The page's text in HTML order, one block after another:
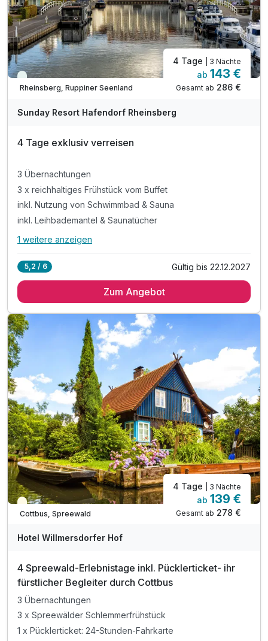
Viele Termine frei
Rheinsberg, Ruppiner Seenland
4 Tage | 3 Nächte
ab 143 €
Gesamt ab 286 €
Sunday Resort Hafendorf Rheinsberg
4 Tage exklusiv verreisen
3 Übernachtungen
3 x reichhaltiges Frühstück vom Buffet
inkl. Nutzung von Schwimmbad & Sauna
inkl. Leihbademantel & Saunatücher
Alle Inklusivleistungen
3 x reichhaltiges Frühstück vom Buffet
inkl. Leihbademantel & Saunatücher
inkl. WLAN Nutzung
1 weitere anzeigen
5,2 / 6 Gültig bis 22.12.2027
Zum Angebot
Teilweise ausgelastet
Cottbus, Spreewald
4 Tage | 3 Nächte
ab 139 €
Gesamt ab 278 €
Hotel Willmersdorfer Hof
4 Spreewald-Erlebnistage inkl. Pücklerticket- ihr
fürstlicher Begleiter durch Cottbus
3 Übernachtungen
3 x Spreewälder Schlemmerfrühstück
1 x Pücklerticket: 24-Stunden-Fahrkarte